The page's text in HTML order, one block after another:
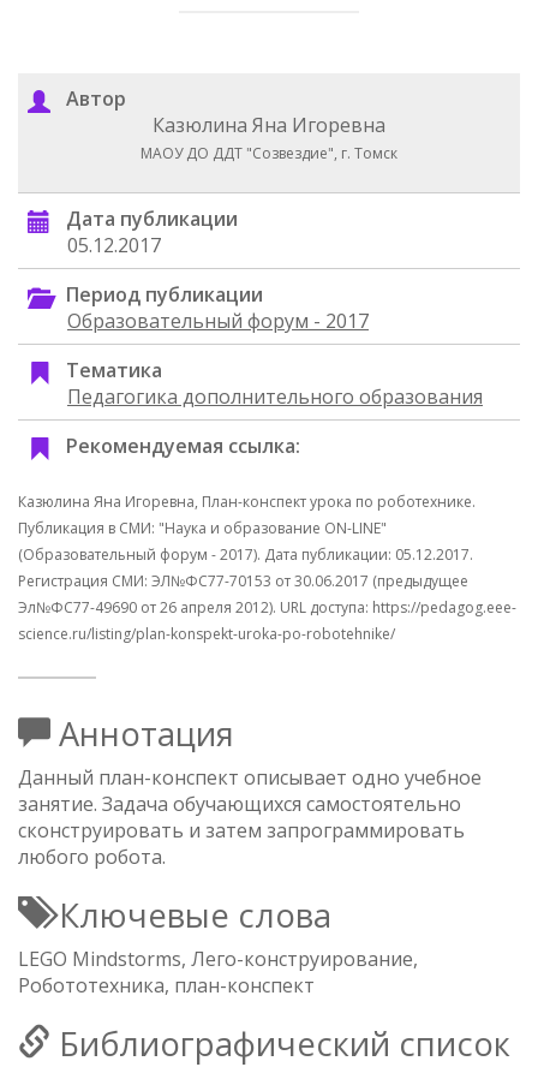
Автор
Казюлина Яна Игоревна
МАОУ ДО ДДТ "Созвездие", г. Томск
Дата публикации
05.12.2017
Период публикации
Образовательный форум - 2017
Тематика
Педагогика дополнительного образования
Рекомендуемая ссылка:
Казюлина Яна Игоревна, План-конспект урока по роботехнике.
Публикация в СМИ: "Наука и образование ON-LINE"
(Образовательный форум - 2017). Дата публикации: 05.12.2017.
Регистрация СМИ: ЭЛ№ФС77-70153 от 30.06.2017 (предыдущее
Эл№ФC77-49690 от 26 апреля 2012). URL доступа: https://pedagog.eee-
science.ru/listing/plan-konspekt-uroka-po-robotehnike/
Аннотация
Данный план-конспект описывает одно учебное
занятие. Задача обучающихся самостоятельно
сконструировать и затем запрограммировать
любого робота.
Ключевые слова
LEGO Mindstorms, Лего-конструирование,
Робототехника, план-конспект
Библиографический список